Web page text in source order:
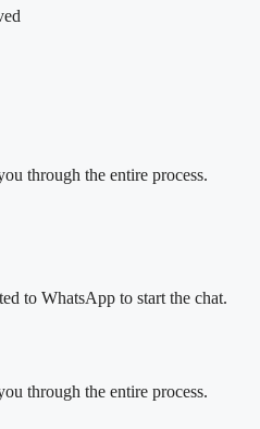
through the entire process.
to WhatsApp to start the chat.
through the entire process.